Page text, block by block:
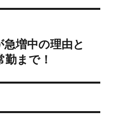
急増中の理由と
まで！